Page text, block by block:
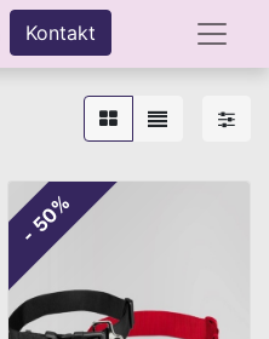
Kontakt
- 50%